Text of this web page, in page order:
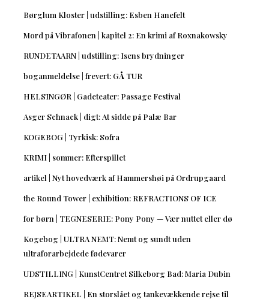
Børglum Kloster | udstilling: Esben Hanefelt
Mord på Vibrafonen | kapitel 2: En krimi af Roxnakowsky
RUNDETAARN | udstilling: Isens brydninger
boganmeldelse | frevert: GÅ TUR
HELSINGØR | Gadeteater: Passage Festival
Asger Schnack | digt: At sidde på Palæ Bar
KOGEBOG | Tyrkisk: Sofra
KRIMI | sommer: Efterspillet
artikel | Nyt hovedværk af Hammershøi på Ordrupgaard
the Round Tower | exhibition: REFRACTIONS OF ICE
for børn | TEGNESERIE: Pony Pony — Vær nuttet eller dø
Kogebog | ULTRA NEMT: Nemt og sundt uden
ultraforarbejdede fødevarer
UDSTILLING | KunstCentret Silkeborg Bad: Maria Dubin
REJSEARTIKEL | En storslået og tankevækkende rejse til